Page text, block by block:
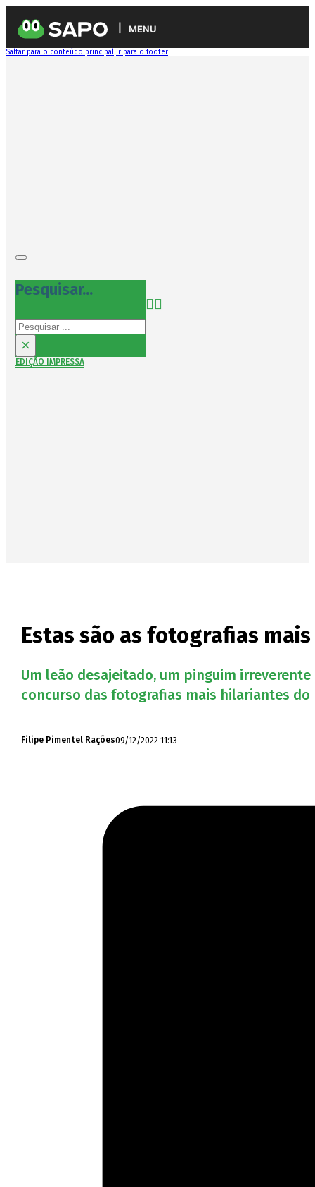
MENU
Saltar para o conteúdo principal Ir para o footer
Pesquisar...
Pesquisar
×
EDIÇÃO IMPRESSA
Estas são as fotografias
Um leão desajeitado, um pinguim
concurso das fotografias mais hilariantes
Filipe Pimentel Rações09/12/2022 11:13